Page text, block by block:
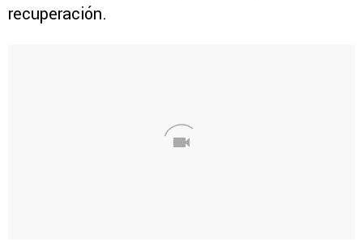
recuperación.